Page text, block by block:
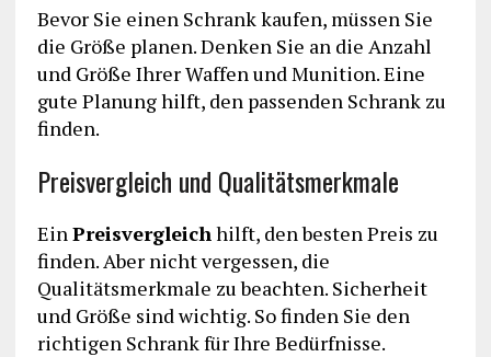
Bevor Sie einen Schrank kaufen, müssen Sie
die Größe planen. Denken Sie an die Anzahl
und Größe Ihrer Waffen und Munition. Eine
gute Planung hilft, den passenden Schrank zu
finden.
Preisvergleich und Qualitätsmerkmale
EinPreisvergleichhilft, den besten Preis zu
finden. Aber nicht vergessen, die
Qualitätsmerkmale zu beachten. Sicherheit
und Größe sind wichtig. So finden Sie den
richtigen Schrank für Ihre Bedürfnisse.